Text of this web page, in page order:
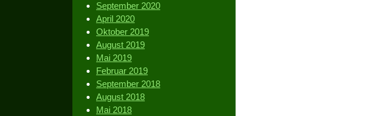
September 2020
April 2020
Oktober 2019
August 2019
Mai 2019
Februar 2019
September 2018
August 2018
Mai 2018